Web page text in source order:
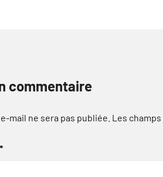
commentaire
mail ne sera pas publiée. Les
*